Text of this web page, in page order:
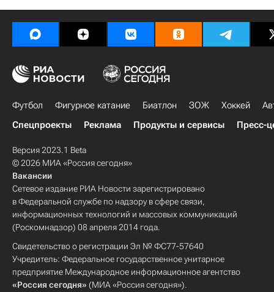
Футбол Фигурное катание Биатлон ЗОЖ Хоккей
Спецпроекты
Реклама Продукты и сервисы Пресс-
Версия 2023.1 Beta
© 2026 МИА «Россия сегодня»
Вакансии
Сетевое издание РИА Новости зарегистрировано
в Федеральной службе по надзору в сфере связи,
информационных технологий и массовых коммуникаций
(Роскомнадзор) 08 апреля 2014 года.
Свидетельство о регистрации Эл № ФС77-57640
Учредитель: Федеральное государственное унитарное
предприятие Международное информационное агентство
«Россия сегодня» (МИА «Россия сегодня»).